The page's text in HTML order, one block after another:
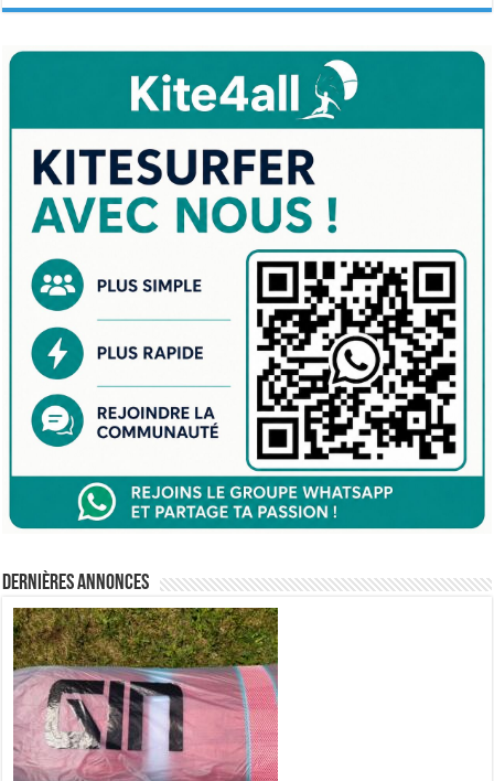
Dernières annonces